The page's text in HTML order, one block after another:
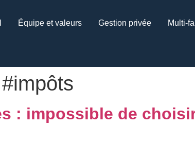
Équipe et valeurs Gestion privée Multi-
: impossible de